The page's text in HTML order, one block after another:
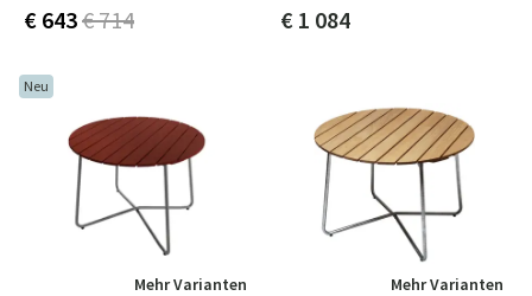
€ 643€ 714 € 1 084
Neu
Mehr Varianten
Mehr Varianten